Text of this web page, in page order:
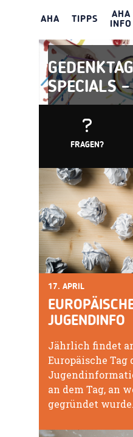
AHA TIPPS
AHA
INFO
SPECIALS
FRAGEN?
17. APRIL
JUGENDINFO
Jährlich findet
Europäische Tag
an dem Tag, an
gegründet wurde.